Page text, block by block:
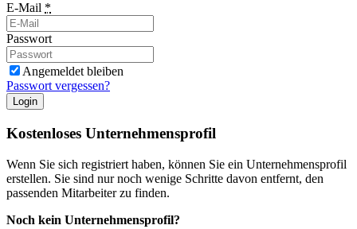
E-Mail *
Passwort
Angemeldet bleiben
Passwort vergessen?
Login
Kostenloses Unternehmensprofil
Wenn Sie sich registriert haben, können Sie ein Unternehmensprofil
erstellen. Sie sind nur noch wenige Schritte davon entfernt, den
passenden Mitarbeiter zu finden.
Noch kein Unternehmensprofil?